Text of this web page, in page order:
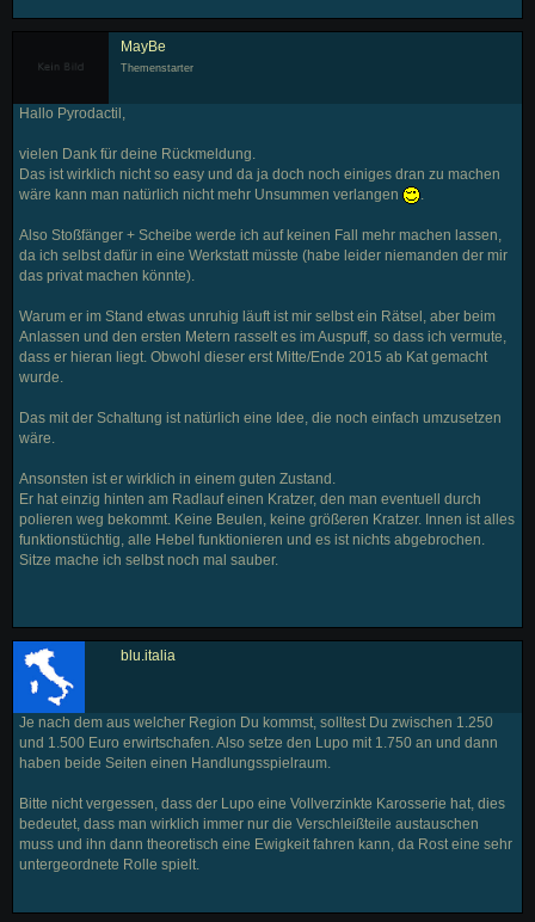
MayBe
Themenstarter
Hallo Pyrodactil,
vielen Dank für deine Rückmeldung.
Das ist wirklich nicht so easy und da ja doch noch einiges dran zu machen
wäre kann man natürlich nicht mehr Unsummen verlangen
.
Also Stoßfänger + Scheibe werde ich auf keinen Fall mehr machen lassen,
da ich selbst dafür in eine Werkstatt müsste (habe leider niemanden der mir
das privat machen könnte).
Warum er im Stand etwas unruhig läuft ist mir selbst ein Rätsel, aber beim
Anlassen und den ersten Metern rasselt es im Auspuff, so dass ich vermute,
dass er hieran liegt. Obwohl dieser erst Mitte/Ende 2015 ab Kat gemacht
wurde.
Das mit der Schaltung ist natürlich eine Idee, die noch einfach umzusetzen
wäre.
Ansonsten ist er wirklich in einem guten Zustand.
Er hat einzig hinten am Radlauf einen Kratzer, den man eventuell durch
polieren weg bekommt. Keine Beulen, keine größeren Kratzer. Innen ist alles
funktionstüchtig, alle Hebel funktionieren und es ist nichts abgebrochen.
Sitze mache ich selbst noch mal sauber.
blu.italia
Je nach dem aus welcher Region Du kommst, solltest Du zwischen 1.250
und 1.500 Euro erwirtschafen. Also setze den Lupo mit 1.750 an und dann
haben beide Seiten einen Handlungsspielraum.
Bitte nicht vergessen, dass der Lupo eine Vollverzinkte Karosserie hat, dies
bedeutet, dass man wirklich immer nur die Verschleißteile austauschen
muss und ihn dann theoretisch eine Ewigkeit fahren kann, da Rost eine sehr
untergeordnete Rolle spielt.